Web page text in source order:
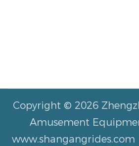
Copyright © 2026
Amusement
www.shangangrides.com